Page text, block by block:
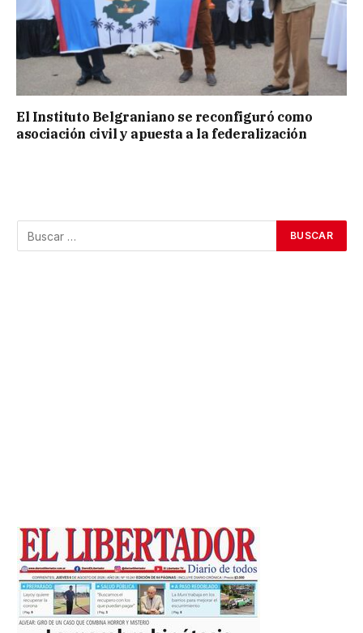
El Instituto Belgraniano se reconfiguró como
asociación civil y apuesta a la federalización